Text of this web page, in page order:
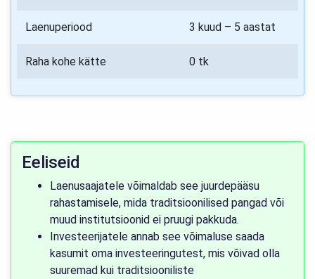
Laenuperiood 3 kuud – 5 aastat
Raha kohe kätte 0 tk
Eeliseid
Laenusaajatele võimaldab see juurdepääsu
rahastamisele, mida traditsioonilised pangad või
muud institutsioonid ei pruugi pakkuda.
Investeerijatele annab see võimaluse saada
kasumit oma investeeringutest, mis võivad olla
suuremad kui traditsiooniliste